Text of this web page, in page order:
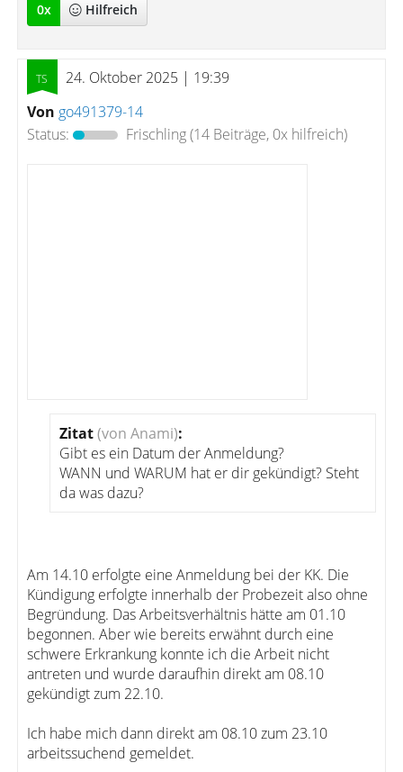
0x Hilfreich
24. Oktober 2025 | 19:39
Von go491379-14
Status:
Frischling(14 Beiträge, 0x hilfreich)
Zitat(von Anami):
Gibt es ein Datum der Anmeldung?
WANN und WARUM hat er dir gekündigt? Steht
da was dazu?
Am 14.10 erfolgte eine Anmeldung bei der KK. Die
Kündigung erfolgte innerhalb der Probezeit also ohne
Begründung. Das Arbeitsverhältnis hätte am 01.10
begonnen. Aber wie bereits erwähnt durch eine
schwere Erkrankung konnte ich die Arbeit nicht
antreten und wurde daraufhin direkt am 08.10
gekündigt zum 22.10.
Ich habe mich dann direkt am 08.10 zum 23.10
arbeitssuchend gemeldet.